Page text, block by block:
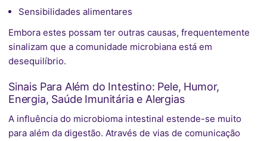
Sensibilidades alimentares
Embora estes possam ter outras causas, frequentemente
sinalizam que a comunidade microbiana está em
desequilíbrio.
Sinais Para Além do Intestino: Pele, Humor,
Energia, Saúde Imunitária e Alergias
A influência do microbioma intestinal estende-se muito
para além da digestão. Através de vias de comunicação